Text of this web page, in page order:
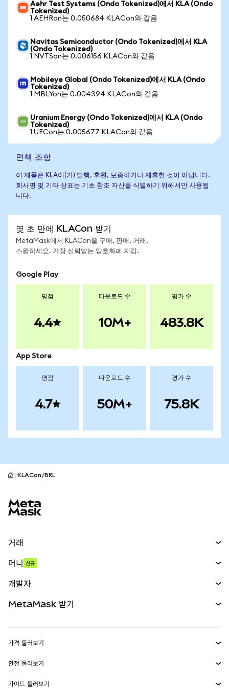
Aehr Test Systems (Ondo Tokenized)에서 KLA (Ondo
Tokenized)
1 AEHRon는 0.050684 KLACon와 같음
Navitas Semiconductor (Ondo Tokenized)에서 KLA
(Ondo Tokenized)
1 NVTSon는 0.006156 KLACon와 같음
Mobileye Global (Ondo Tokenized)에서 KLA (Ondo
Tokenized)
1 MBLYon는 0.004394 KLACon와 같음
Uranium Energy (Ondo Tokenized)에서 KLA (Ondo
Tokenized)
1 UECon는 0.005677 KLACon와 같음
면책 조항
이 제품은 KLA이(가) 발행, 후원, 보증하거나 제휴한 것이 아닙니다.
회사명 및 기타 상표는 기초 참조 자산을 식별하기 위해서만 사용됩
니다.
몇 초 만에 KLACon 받기
MetaMask에서 KLACon을 구매, 판매, 거래,
스왑하세요. 가장 신뢰받는 암호화폐 지갑.
Google Play
평점
4.4
다운로드 수
10M+
평가 수
483.8K
App Store
평점
4.7
다운로드 수
50M+
평가 수
75.8K
KLACon/BRL
거래
무기한 선물
실물자산
머니 신규
개발자
MetaMask Connect
Snaps
MetaMask 받기
보안
가격 둘러보기
이더리움 가격
솔라나 가격
환전 둘러보기
ETH를 USD로 환전
가이드 둘러보기